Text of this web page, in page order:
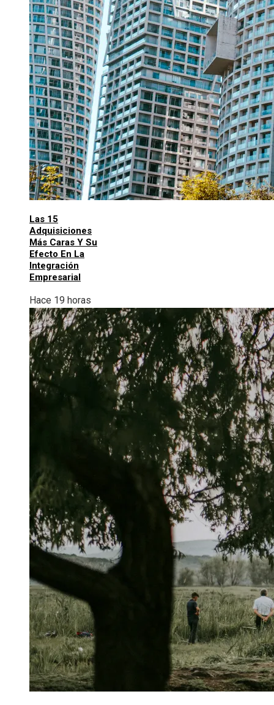
Las 15
Adquisiciones
Más Caras Y Su
Efecto En La
Integración
Empresarial
Hace 19 horas